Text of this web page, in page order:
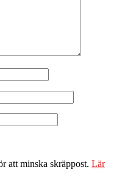
att minska skräppost. Lär